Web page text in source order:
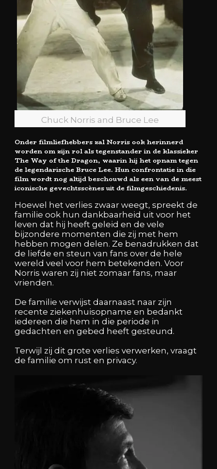
Chuck Norris and Bruce Lee
Onder filmliefhebbers zal Norris ook herinnerd
worden om zijn rol als tegenstander in de klassieker
The Way of the Dragon, waarin hij het opnam tegen
de legendarische Bruce Lee. Hun confrontatie in die
film wordt nog altijd beschouwd als een van de meest
iconische gevechtsscènes uit de filmgeschiedenis.
Hoewel het verlies zwaar weegt, spreekt de
familie ook hun dankbaarheid uit voor het
leven dat hij heeft geleid en de vele
bijzondere momenten die zij met hem
hebben mogen delen. Ze benadrukken dat
de liefde en steun van fans over de hele
wereld veel voor hem betekenden. Voor
Norris waren zij niet zomaar fans, maar
vrienden.
De familie verwijst daarnaast naar zijn
recente ziekenhuisopname en bedankt
iedereen die hem in die periode in
gedachten en gebed heeft gesteund.
Terwijl zij dit grote verlies verwerken, vraagt
de familie om rust en privacy.